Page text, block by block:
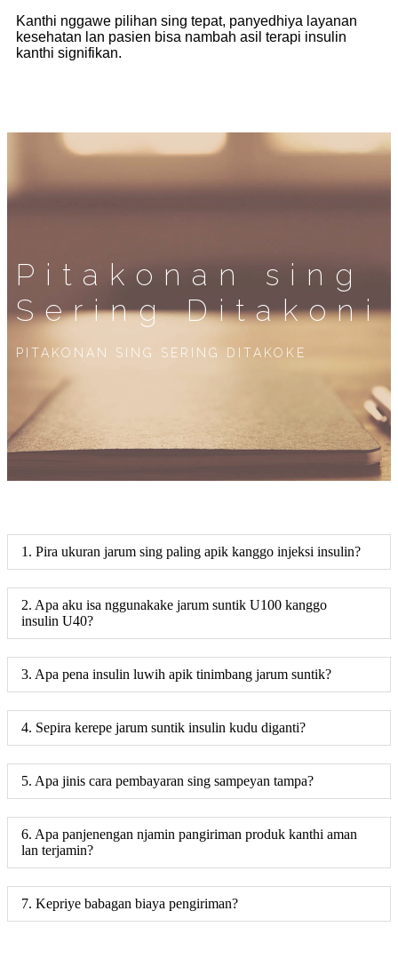
Kanthi nggawe pilihan sing tepat, panyedhiya layanan
kesehatan lan pasien bisa nambah asil terapi insulin
kanthi signifikan.
Pitakonan sing
Sering Ditakoni
PITAKONAN SING SERING DITAKOKE
1. Pira ukuran jarum sing paling apik kanggo injeksi insulin?
2. Apa aku isa nggunakake jarum suntik U100 kanggo
insulin U40?
3. Apa pena insulin luwih apik tinimbang jarum suntik?
4. Sepira kerepe jarum suntik insulin kudu diganti?
5. Apa jinis cara pembayaran sing sampeyan tampa?
6. Apa panjenengan njamin pangiriman produk kanthi aman
lan terjamin?
7. Kepriye babagan biaya pengiriman?